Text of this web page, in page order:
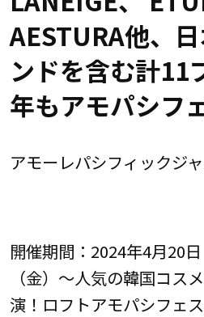
AESTURA他、
ンドを含む計11
年もアモパシフ
アモーレパシフィックジ
開催期間：2024年4月20
（金）～人気の韓国コス
演！ロフトアモパシフェ